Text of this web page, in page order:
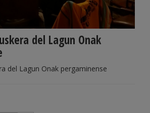
del Lagun Onak
del Lagun Onak pergaminense